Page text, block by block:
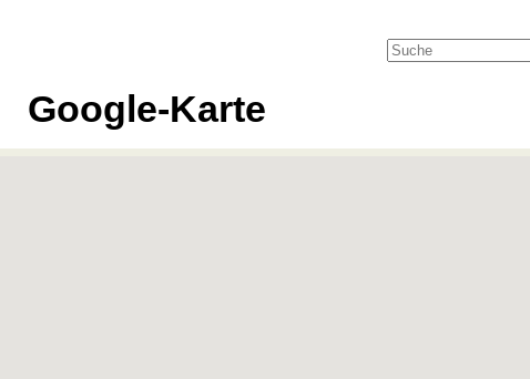
Google-Karte